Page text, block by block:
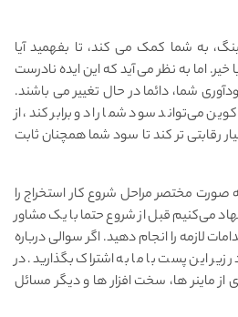
به شما کمک می کند، تا بفهمید آیا
خیر. اما به نظر می آید که این ایده نادرست
شما، دائما در حال تغییر می باشند.
می‌تواند سود شما را دو برابر کند، از
رقابتی تر کند تا سود شما همچنان ثابت
صورت مختصر مراحل شروع کار استخراج را
می‌کنیم قبل از شروع حتما با یک مشاور
لازمه را انجام دهید. اگر سوالی درباره
زیر این پست با ما به اشتراک بگذارید. در
ماینر ها، سخت افزار ها و دیگر مسائل